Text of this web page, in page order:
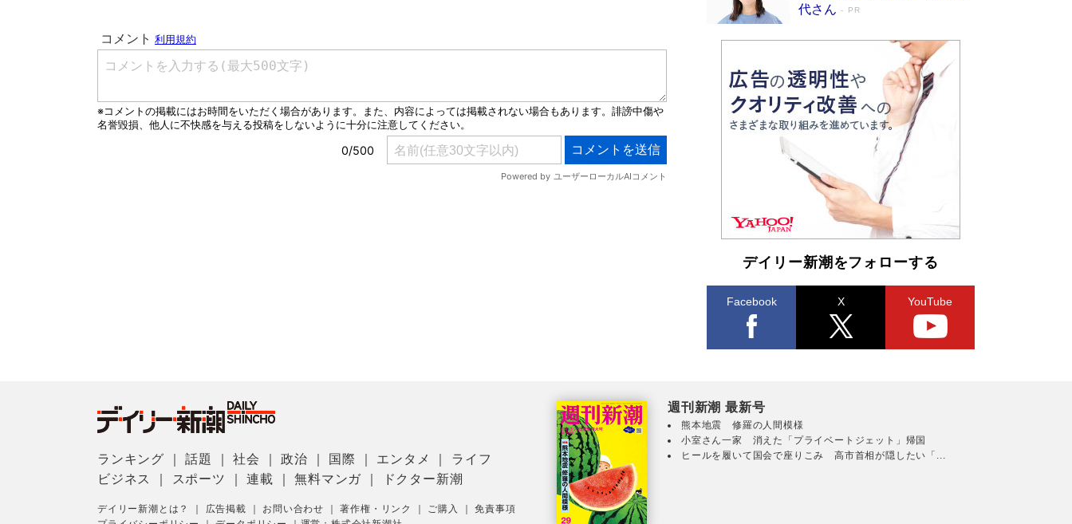
和田秀樹の70代、80代向け新書がベスト3を独
「『火垂るの墓』は、大嘘である」原作者が抱き
続けた“自責の念”とは…「自己憐憫は描きたくな
い」監督が徹底的にこだわったこと（後編） #
戦争の記憶
Book Bang
代さん
PR
デイリー新潮をフォローする
Facebook X YouTube
ランキング ｜話題 ｜社会 ｜政治 国際 エンタメ
ライフ
ビジネス
スポーツ ｜連載 ｜無料マンガ ドクター新潮
デイリー新潮とは？ 広告掲載 お問い合わせ ｜著作権・リンク ご購入 ｜免責事項
週刊新潮 最新号
熊本地震 修羅の人間模様
小室さん一家 消えた「プライベートジェット」帰国
ヒールを履いて国会で座りこみ 高市首相が隠したい「...